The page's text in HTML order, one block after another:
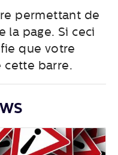
permettant de
la page. Si ceci
que votre
cette barre.